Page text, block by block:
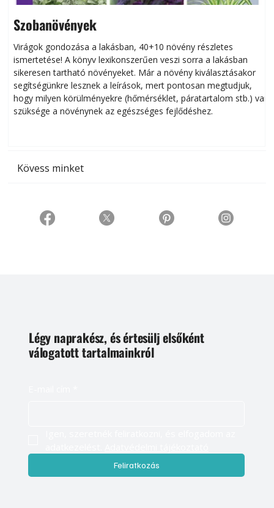
Szobanövények
Virágok gondozása a lakásban, 40+10 növény részletes
ismertetése! A könyv lexikonszerűen veszi sorra a lakásban
sikeresen tart­ha­tó növényeket. Már a növény kiválasztásakor
segítségünkre lesznek a leírások, mert pontosan megtudjuk,
hogy milyen körülményekre (hőmérséklet, páratartalom stb.) van
szüksége a növénynek az egészséges fejlődéshez.
Kövess minket
Légy naprakész, és értesülj elsőként
válogatott tartalmainkról
Feliratkozás